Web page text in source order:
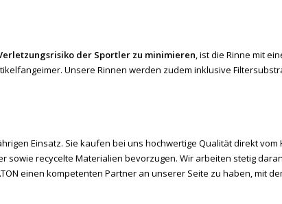
der Sportler zu minimieren , ist die Rinne mit
Unsere Rinnen werden zudem inklusive
Einsatz. Sie kaufen bei uns hochwertige Qualität direkt
recycelte Materialien bevorzugen. Wir arbeiten stetig
einen kompetenten Partner an unserer Seite zu haben, mit